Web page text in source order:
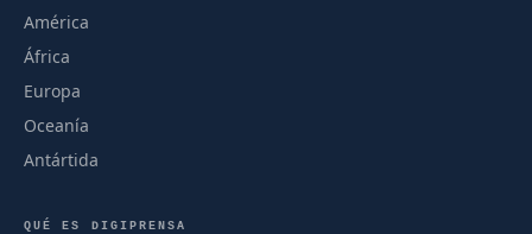
América
África
Europa
Oceanía
Antártida
QUÉ ES DIGIPRENSA